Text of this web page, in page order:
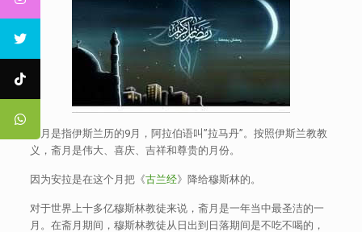
斋月是指伊斯兰历的9月，阿拉伯语叫”拉马丹”。按照伊斯兰教教
义，斋月是伟大、喜庆、吉祥和尊贵的月份。
因为安拉是在这个月把《古兰经》降给穆斯林的。
对于世界上十多亿穆斯林教徒来说，斋月是一年当中最圣洁的一
月。在斋月期间，穆斯林教徒从日出到日落期间是不吃不喝的，